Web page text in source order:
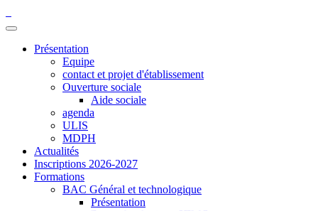
Présentation
Equipe
contact et projet d'établissement
Ouverture sociale
Aide sociale
agenda
ULIS
MDPH
Actualités
Inscriptions 2026-2027
Formations
BAC Général et technologique
Présentation